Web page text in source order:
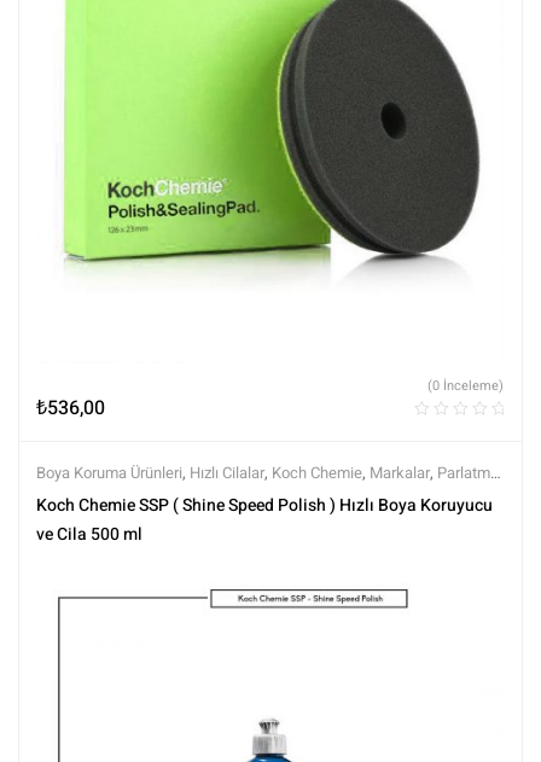
₺536,00
(0 İnceleme)
Boya Koruma Ürünleri, Hızlı Cilalar, Koch Chemie, Markalar, Parlatma,
Polisaj ve Parlatma, Tüm Ürünler,Tüm Ürünler
Koch Chemie SSP ( Shine Speed Polish ) Hızlı Boya Koruyucu
ve Cila 500 ml